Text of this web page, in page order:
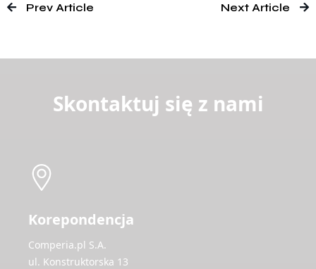
Prev Article Next Article
Skontaktuj się z nami
Korepondencja
Comperia.pl S.A.
ul. Konstruktorska 13